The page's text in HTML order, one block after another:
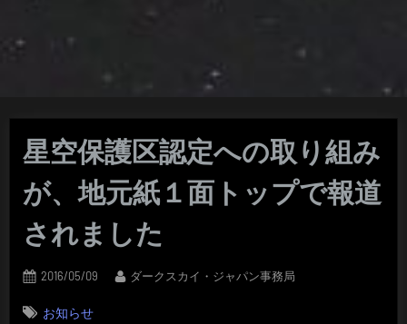
星空保護区認定への取り組み
が、地元紙１面トップで報道
されました
Posted
2016/05/09 By
ダークスカイ・ジャパン事務局
お知らせ